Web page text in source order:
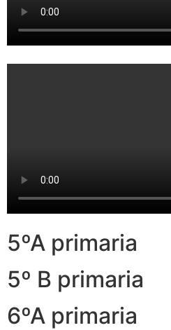
5ºA primaria
5º B primaria
6ºA primaria